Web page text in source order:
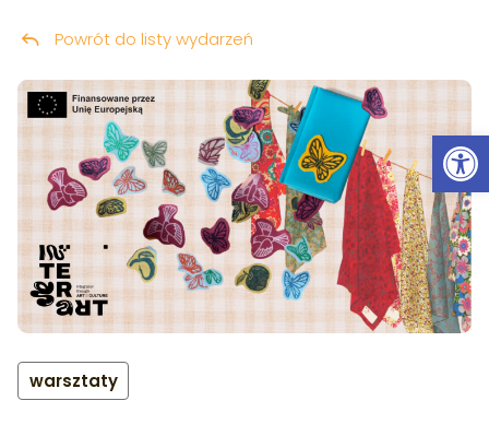
Przeskocz do treści
warsztaty
Powrót do listy wydarzeń